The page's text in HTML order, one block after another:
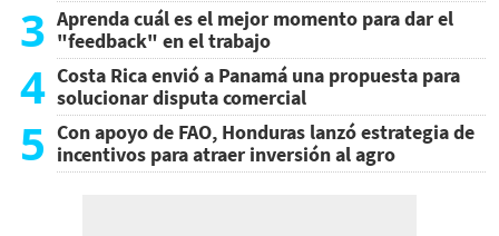
3 Aprenda cuál es el mejor momento para dar el
"feedback" en el trabajo
4 Costa Rica envió a Panamá una propuesta para
solucionar disputa comercial
5 Con apoyo de FAO, Honduras lanzó estrategia de
incentivos para atraer inversión al agro